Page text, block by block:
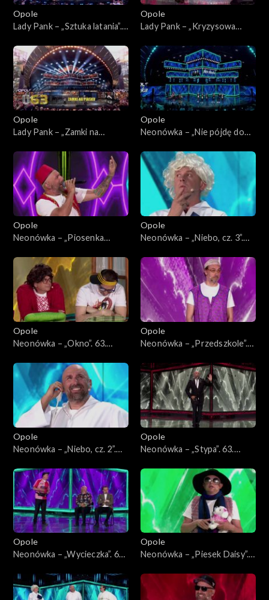
Opole
Lady Pank – „Sztuka latania”.
zespołu Lady Pank
Opole
Lady Pank – „Kryzysowa
Jubileusz 45-lecia zespołu
Lady Pank
Opole
Lady Pank – „Zamki na
45-lecia zespołu Lady Pank
Opole
Neonówka – „Nie pójdę do
kabaretu Neo-Nówka
Opole
Neonówka – „Piosenka
kabaretu Neo-Nówka
Opole
Neonówka – „Niebo, cz. 3”.
Neo-Nówka
Opole
Neonówka – „Okno”. 63.
Nówka
Opole
Neonówka – „Przedszkole”.
Neo-Nówka
Opole
Neonówka – „Niebo, cz. 2”.
Neo-Nówka
Opole
Neonówka – „Stypa”. 63.
Nówka
Opole
Neonówka – „Wycieczka”. 63.
Nówka
Opole
Neonówka – „Piesek Daisy”.
Neo-Nówka